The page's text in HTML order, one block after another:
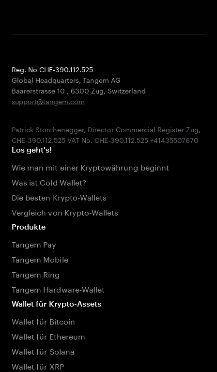
Reg. No CHE-390.112.525
Global Headquarters, Tangem AG
Baarerstrasse 10 , 6300 Zug, Switzerland
support@tangem.com
Patrick Storchenegger, Director Commercial Register Zug,
Los geht's!
Wie man mit einer Kryptowährung beginnt
Was ist Cold Wallet?
Die besten Krypto-Wallets
Vergleich von Krypto-Wallets
Produkte
Tangem Pay
Tangem Mobile
Tangem Ring
Tangem Hardware-Wallet
Wallet für Krypto-Assets
Wallet für Bitcoin
Wallet für Ethereum
Wallet für Solana
Wallet für XRP